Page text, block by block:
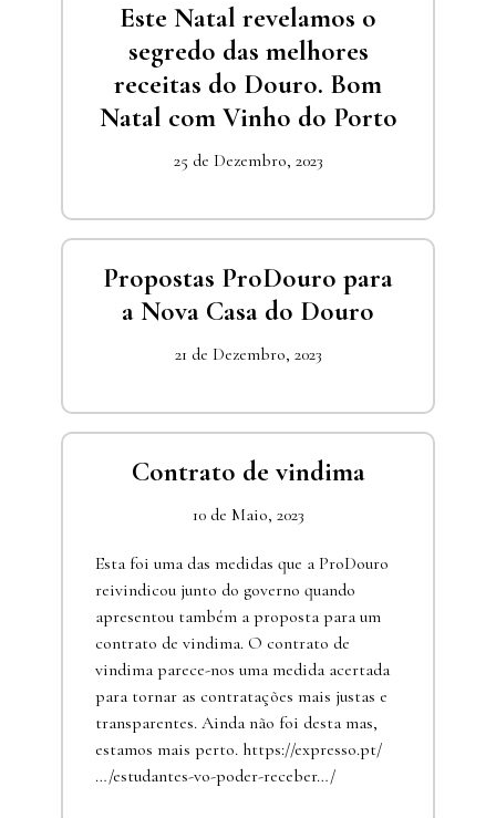
Este Natal revelamos o
segredo das melhores
receitas do Douro. Bom
Natal com Vinho do Porto
25 de Dezembro, 2023
Propostas ProDouro para
a Nova Casa do Douro
21 de Dezembro, 2023
Contrato de vindima
10 de Maio, 2023
Esta foi uma das medidas que a ProDouro
reivindicou junto do governo quando
apresentou também a proposta para um
contrato de vindima. O contrato de
vindima parece-nos uma medida acertada
para tornar as contratações mais justas e
transparentes. Ainda não foi desta mas,
estamos mais perto. https://expresso.pt/
…/estudantes-vo-poder-receber…/